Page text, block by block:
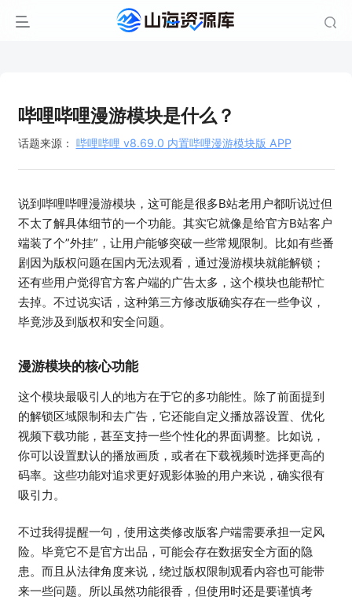
哔哩哔哩漫游模块是什么？
话题来源： 哔哩哔哩 v8.69.0 内置哔哩漫游模块版 APP
说到哔哩哔哩漫游模块，这可能是很多B站老用户都听说过但
不太了解具体细节的一个功能。其实它就像是给官方B站客户
端装了个”外挂”，让用户能够突破一些常规限制。比如有些番
剧因为版权问题在国内无法观看，通过漫游模块就能解锁；
还有些用户觉得官方客户端的广告太多，这个模块也能帮忙
去掉。不过说实话，这种第三方修改版确实存在一些争议，
毕竟涉及到版权和安全问题。
漫游模块的核心功能
这个模块最吸引人的地方在于它的多功能性。除了前面提到
的解锁区域限制和去广告，它还能自定义播放器设置、优化
视频下载功能，甚至支持一些个性化的界面调整。比如说，
你可以设置默认的播放画质，或者在下载视频时选择更高的
码率。这些功能对追求更好观影体验的用户来说，确实很有
吸引力。
不过我得提醒一句，使用这类修改版客户端需要承担一定风
险。毕竟它不是官方出品，可能会存在数据安全方面的隐
患。而且从法律角度来说，绕过版权限制观看内容也可能带
来一些问题。所以虽然功能很香，但使用时还是要谨慎考